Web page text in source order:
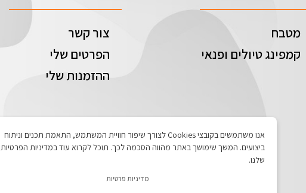
אנו משתמשים בקובצי Cookies לצורך שיפור חוויית המשתמש, התאמת תכנים וניתוח
ביצועים. המשך שימושך באתר מהווה הסכמה לכך. תוכל לקרוא עוד במדיניות הפרטיות
שלנו.
מדיניות פרטיות
מטבח
קמפינג טיולים ופנאי
צור קשר
הפרטים שלי
ההזמנות שלי